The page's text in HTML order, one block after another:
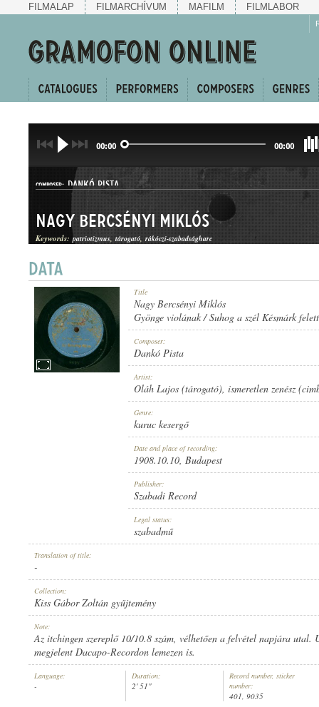
FILMALAP FILMARCHÍVUM MAFILM FILMLABOR
00:00 00:00
COMPOSER: DANKÓ PISTA
KURUC KESERGŐ
SZABADI RECORD
401
Nagy Bercsényi Miklós
Keywords: patriotizmus tárogató rákóczi-szabadságharc
Title
Nagy Bercsényi Miklós
Gyönge violának / Suhog a szél Késmárk felett
Composer:
Dankó Pista
Artist:
Oláh Lajos (tárogató), ismeretlen zenész
Genre:
kuruc kesergő
Date and place of recording:
1908.10.10, Budapest
Publisher:
Szabadi Record
Legal status:
szabadmű
Translation of title:
-
Collection:
Kiss Gábor Zoltán gyűjtemény
Note:
Az itchingen szereplő 10/10.8 szám, vélhetően a felvétel napjára utal.
megjelent Dacapo-Recordon lemezen is.
Language:
-
Duration:
2' 51"
Record number, sticker
number:
401, 9035